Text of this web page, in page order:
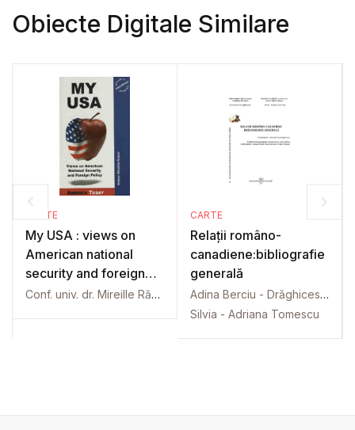
Obiecte Digitale Similare
CARTE
My USA : views on
American national
security and foreign
policy
Conf. univ. dr. Mireille Rădoi
CARTE
Relații româno-
canadiene:bibliografie
generală
Adina Berciu - Drăghicescu
Silvia - Adriana Tomescu